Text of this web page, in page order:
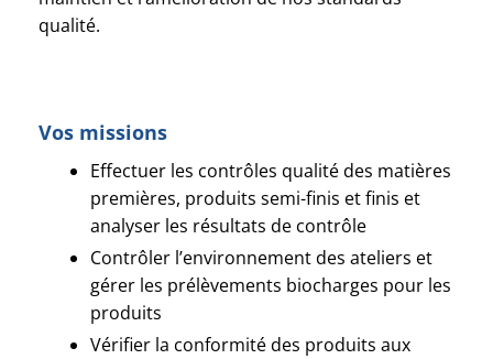
qualité.
Vos missions
Effectuer les contrôles qualité des matières
premières, produits semi-finis et finis et
analyser les résultats de contrôle
Contrôler l’environnement des ateliers et
gérer les prélèvements biocharges pour les
produits
Vérifier la conformité des produits aux